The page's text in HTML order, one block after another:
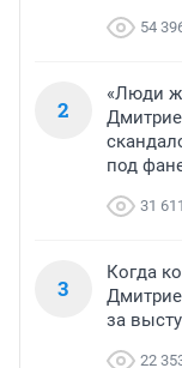
54
2
«Люди
под
31 611
3
Когда
за
22